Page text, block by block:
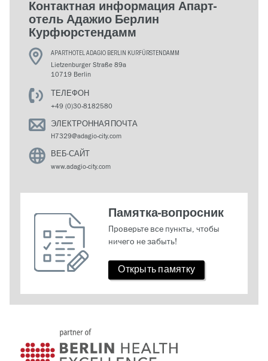
Контактная информация Апарт-
отель Адажио Берлин
Курфюрстендамм
APARTHOTEL ADAGIO BERLIN KURFÜRSTENDAMM
Lietzenburger Straße 89a
10719 Berlin
ТЕЛЕФОН
+49 (0)30-8182580
ЭЛЕКТРОННАЯ ПОЧТА
H7329@adagio-city.com
ВЕБ-САЙТ
www.adagio-city.com
Памятка-вопросник
Проверьте все пункты, чтобы
ничего не забыть!
Открыть памятку